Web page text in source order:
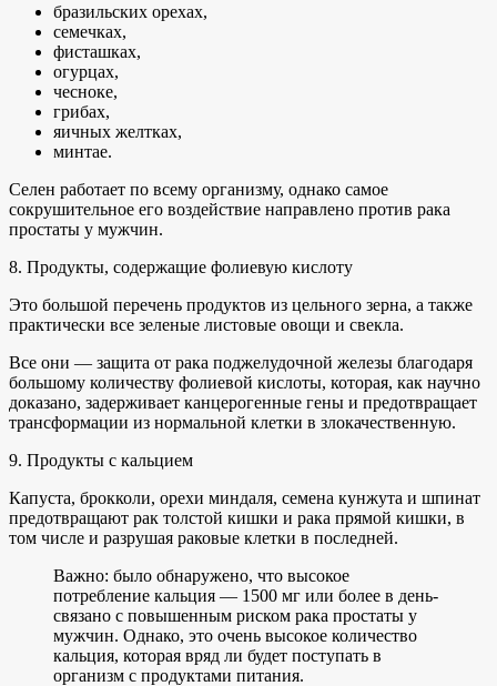
бразильских орехах,
семечках,
фисташках,
огурцах,
чесноке,
грибах,
яичных желтках,
минтае.
Селен работает по всему организму, однако самое
сокрушительное его воздействие направлено против рака
простаты у мужчин.
8. Продукты, содержащие фолиевую кислоту
Это большой перечень продуктов из цельного зерна, а также
практически все зеленые листовые овощи и свекла.
Все они — защита от рака поджелудочной железы благодаря
большому количеству фолиевой кислоты, которая, как научно
доказано, задерживает канцерогенные гены и предотвращает
трансформации из нормальной клетки в злокачественную.
9. Продукты с кальцием
Капуста, брокколи, орехи миндаля, семена кунжута и шпинат
предотвращают рак толстой кишки и рака прямой кишки, в
том числе и разрушая раковые клетки в последней.
Важно: было обнаружено, что высокое
потребление кальция — 1500 мг или более в день-
связано с повышенным риском рака простаты у
мужчин. Однако, это очень высокое количество
кальция, которая вряд ли будет поступать в
организм с продуктами питания.